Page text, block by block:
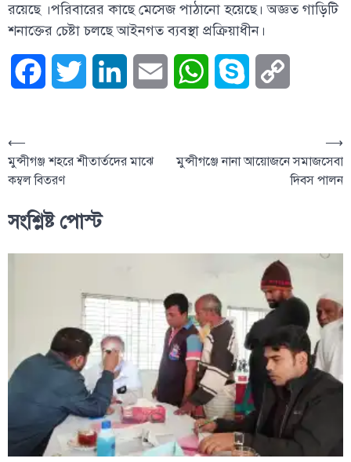
রয়েছে ।পরিবারের কাছে মেসেজ পাঠানো হয়েছে। অজ্ঞত গাড়িটি
শনাক্তের চেষ্টা চলছে আইনগত ব্যবস্থা প্রক্রিয়াধীন।
FacebookTwitter LinkedIn Email WhatsAppSkype
⟵
মুন্সীগঞ্জ শহরে শীতার্তদের মাঝে
কম্বল বিতরণ
মুন্সীগঞ্জে নানা আয়োজনে সমাজসেবা
দিবস পালন
⟶
সংশ্লিষ্ট পোস্ট